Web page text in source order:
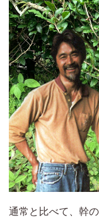
通常と比べて、幹